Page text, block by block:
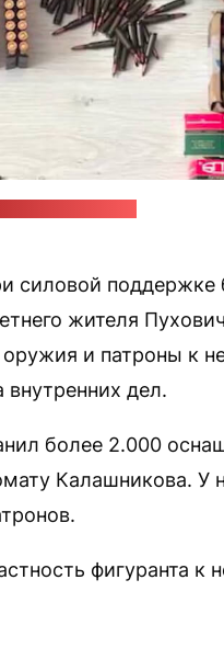
силовой
жителя
и патроны к
дел.
более 2.000
Калашникова. У
фигуранта к